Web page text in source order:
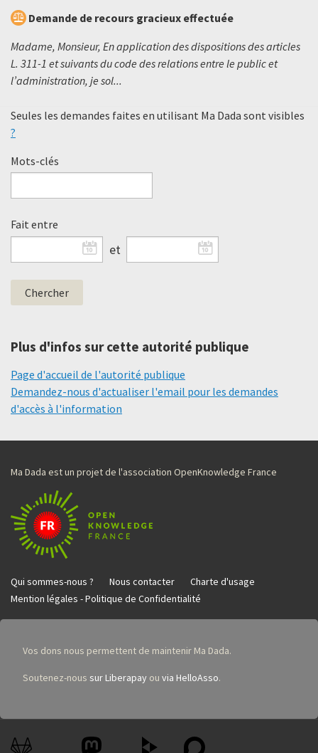
Demande de recours gracieux effectuée
Madame, Monsieur, En application des dispositions des articles
L. 311-1 et suivants du code des relations entre le public et
l’administration, je sol...
Seules les demandes faites en utilisant Ma Dada sont visibles
?
Mots-clés
Fait entre
et
Plus d'infos sur cette autorité publique
Page d'accueil de l'autorité publique
Demandez-nous d'actualiser l'email pour les demandes
d'accès à l'information
Ma Dada est un projet de l'association OpenKnowledge France
Qui sommes-nous ? Nous contacter
Charte d'usage
Mention légales - Politique de Confidentialité
Vos dons nous permettent de maintenir Ma Dada.
Soutenez-nous sur Liberapay ou via HelloAsso.